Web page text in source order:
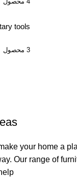
tools
3 محصول
your home a
Our range of